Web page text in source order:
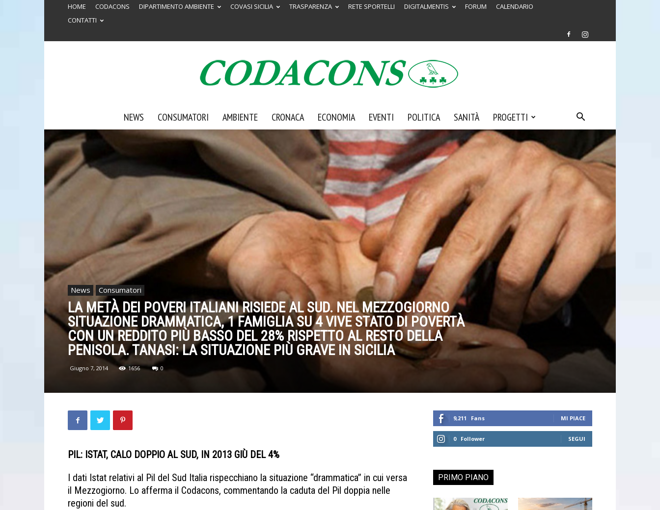
HOME CODACONS DIPARTIMENTO AMBIENTE COVASI SICILIA TRASPARENZA RETE SPORTELLI DIGITALMENTIS FORUM
CALENDARIO
CONTATTI
Codacons
Sicilia
NEWS CONSUMATORI AMBIENTE CRONACA ECONOMIA EVENTI POLITICA SANITÀ PROGETTI
News Consumatori
LA METÀ DEI POVERI ITALIANI RISIEDE AL SUD. NEL MEZZOGIORNO
SITUAZIONE DRAMMATICA, 1 FAMIGLIA SU 4 VIVE STATO DI POVERTÀ
CON UN REDDITO PIÙ BASSO DEL 28% RISPETTO AL RESTO DELLA
PENISOLA. TANASI: LA SITUAZIONE PIÙ GRAVE IN SICILIA
Giugno 7, 2014 1656 0
PIL: ISTAT, CALO DOPPIO AL SUD, IN 2013 GIÙ DEL 4%
I dati Istat relativi al Pil del Sud Italia rispecchiano la situazione “drammatica” in cui versa
il Mezzogiorno. Lo afferma il Codacons, commentando la caduta del Pil doppia nelle
regioni del sud.
9,211 Fans MI PIACE
0 Follower SEGUI
PRIMO PIANO